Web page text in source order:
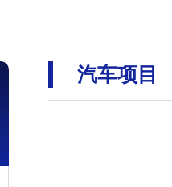
汽车项目